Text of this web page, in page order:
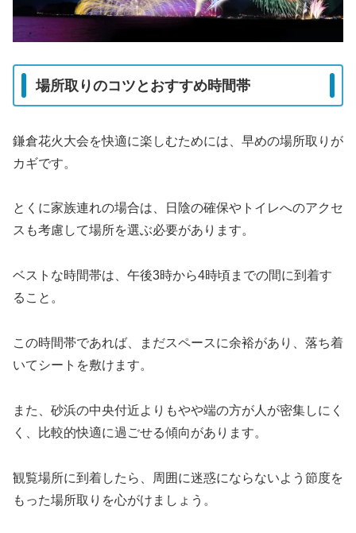
場所取りのコツとおすすめ時間帯
鎌倉花火大会を快適に楽しむためには、早めの場所取りが
カギです。
とくに家族連れの場合は、日陰の確保やトイレへのアクセ
スも考慮して場所を選ぶ必要があります。
ベストな時間帯は、午後3時から4時頃までの間に到着す
ること。
この時間帯であれば、まだスペースに余裕があり、落ち着
いてシートを敷けます。
また、砂浜の中央付近よりもやや端の方が人が密集しにく
く、比較的快適に過ごせる傾向があります。
観覧場所に到着したら、周囲に迷惑にならないよう節度を
もった場所取りを心がけましょう。